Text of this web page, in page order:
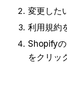
変更した
利用規約
Shopify
をクリッ